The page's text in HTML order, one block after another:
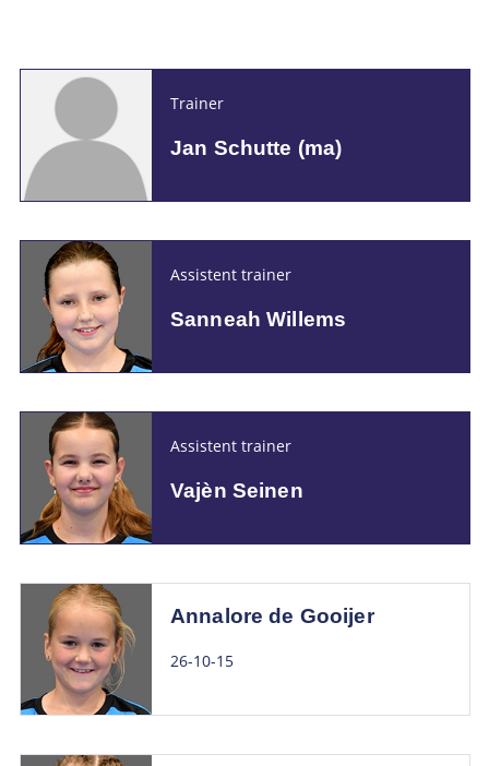
Annalore de Gooijer
26-10-15
Trainer
Jan Schutte (ma)
Assistent trainer
Sanneah Willems
Assistent trainer
Vajèn Seinen